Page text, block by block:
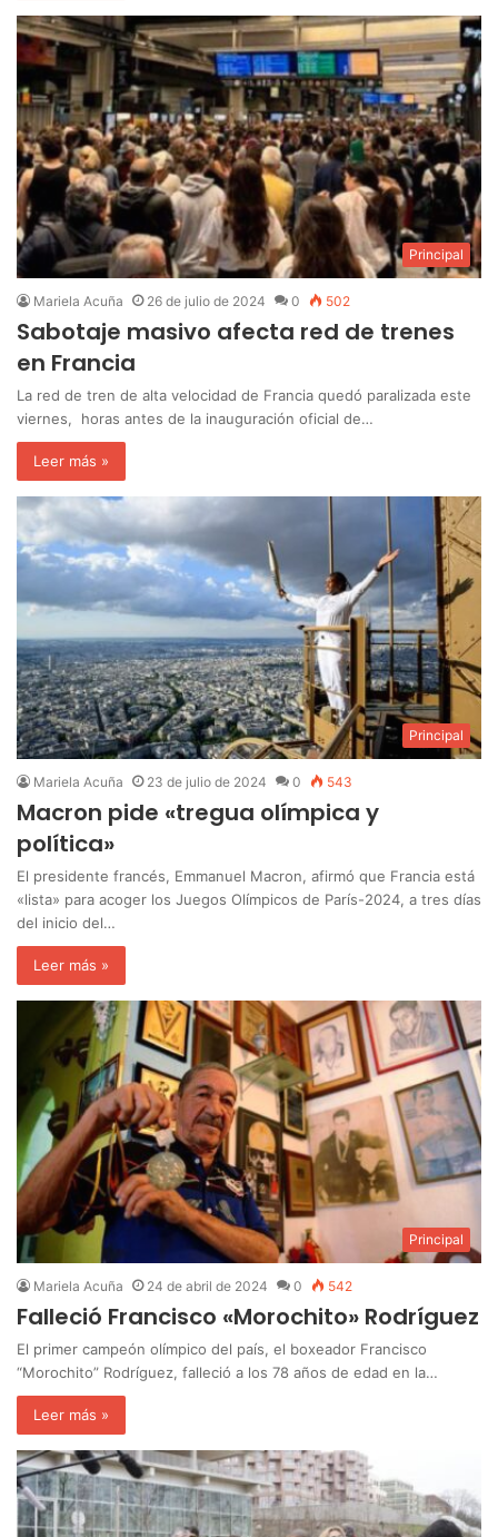
Principal
Mariela Acuña 26 de julio de 2024 0 502
Sabotaje masivo afecta red de trenes
en Francia
La red de tren de alta velocidad de Francia quedó paralizada este
viernes, horas antes de la inauguración oficial de…
Leer más »
Principal
Mariela Acuña 23 de julio de 2024 0 543
Macron pide «tregua olímpica y
política»
El presidente francés, Emmanuel Macron, afirmó que Francia está
«lista» para acoger los Juegos Olímpicos de París-2024, a tres días
del inicio del…
Leer más »
Principal
Mariela Acuña 24 de abril de 2024 0 542
Falleció Francisco «Morochito» Rodríguez
El primer campeón olímpico del país, el boxeador Francisco
“Morochito” Rodríguez, falleció a los 78 años de edad en la…
Leer más »